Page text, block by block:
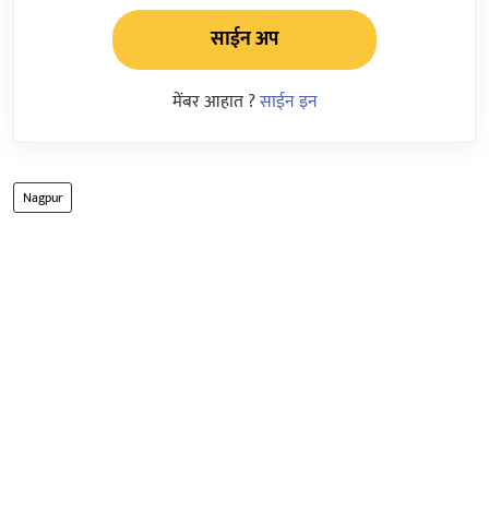
साईन अप
मेंबर आहात ?साईन इन
Nagpur